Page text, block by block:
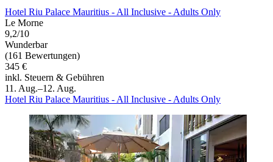
Hotel Riu Palace Mauritius - All Inclusive - Adults Only
Le Morne
9,2/10
Wunderbar
(161 Bewertungen)
345 €
inkl. Steuern & Gebühren
11. Aug.–12. Aug.
Hotel Riu Palace Mauritius - All Inclusive - Adults Only